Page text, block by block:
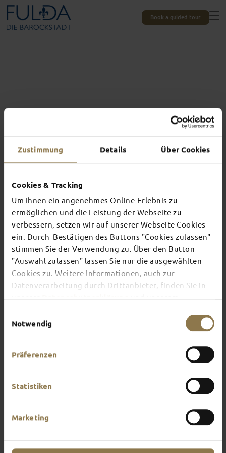
Zustimmung Details Über Cookies
Cookies & Tracking
Um Ihnen ein angenehmes Online-Erlebnis zu
ermöglichen und die Leistung der Webseite zu
verbessern, setzen wir auf unserer Webseite Cookies
ein. Durch Bestätigen des Buttons "Cookies zulassen"
stimmen Sie der Verwendung zu. Über den Button
"Auswahl zulassen" lassen Sie nur die ausgewählten
Cookies zu. Weitere Informationen, auch zur
Datenverarbeitung durch Drittanbieter, finden Sie in
Notwendig
Präferenzen
Statistiken
Marketing
Book a guided tour
Experiences unique to Fulda
TOP EVENTS
There's always something going on in Fulda:
whether it's a concert, a musical, a fun-filled
guided tour or a theatre performance – this is the
place to discover the current events and